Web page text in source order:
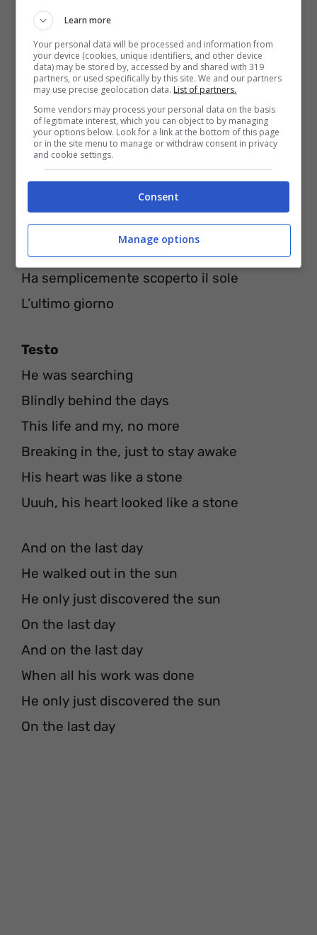
E l’ultimo giorno
Uscì il sole
E l’ultimo giorno
Quando tutto il suo lavoro è stato fatto
Ha semplicemente scoperto il sole
L’ultimo giorno
Testo
He was searching
Blindly behind the days
This life and my, no more
Breaking in the, just to stay awake
His heart was like a stone
Uuuh, his heart looked like a stone
And on the last day
He walked out in the sun
He only just discovered the sun
On the last day
And on the last day
When all his work was done
He only just discovered the sun
On the last day
Learn more
Your personal data will be processed and information from
your device (cookies, unique identifiers, and other device
data) may be stored by, accessed by and shared with 319
partners, or used specifically by this site. We and our partners
may use precise geolocation data. List of partners.
Some vendors may process your personal data on the basis
of legitimate interest, which you can object to by managing
your options below. Look for a link at the bottom of this page
or in the site menu to manage or withdraw consent in privacy
and cookie settings.
Consent
Manage options